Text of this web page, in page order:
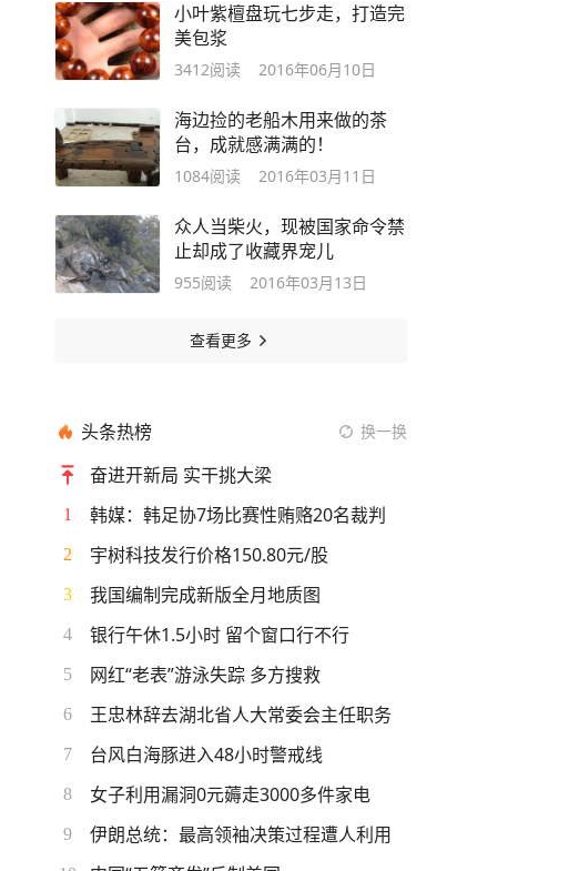
小叶紫檀盘玩七步走，打造完
美包浆
3412阅读 2016年06月10日
海边捡的老船木用来做的茶
台，成就感满满的！
1084阅读 2016年03月11日
众人当柴火，现被国家命令禁
止却成了收藏界宠儿
955阅读 2016年03月13日
查看更多
头条热榜 换一换
奋进开新局 实干挑大梁
1 韩媒：韩足协7场比赛性贿赂20名裁判
2 宇树科技发行价格150.80元/股
3 我国编制完成新版全月地质图
4 银行午休1.5小时 留个窗口行不行
5 网红“老表”游泳失踪 多方搜救
6 王忠林辞去湖北省人大常委会主任职务
7 台风白海豚进入48小时警戒线
8 女子利用漏洞0元薅走3000多件家电
9 伊朗总统：最高领袖决策过程遭人利用